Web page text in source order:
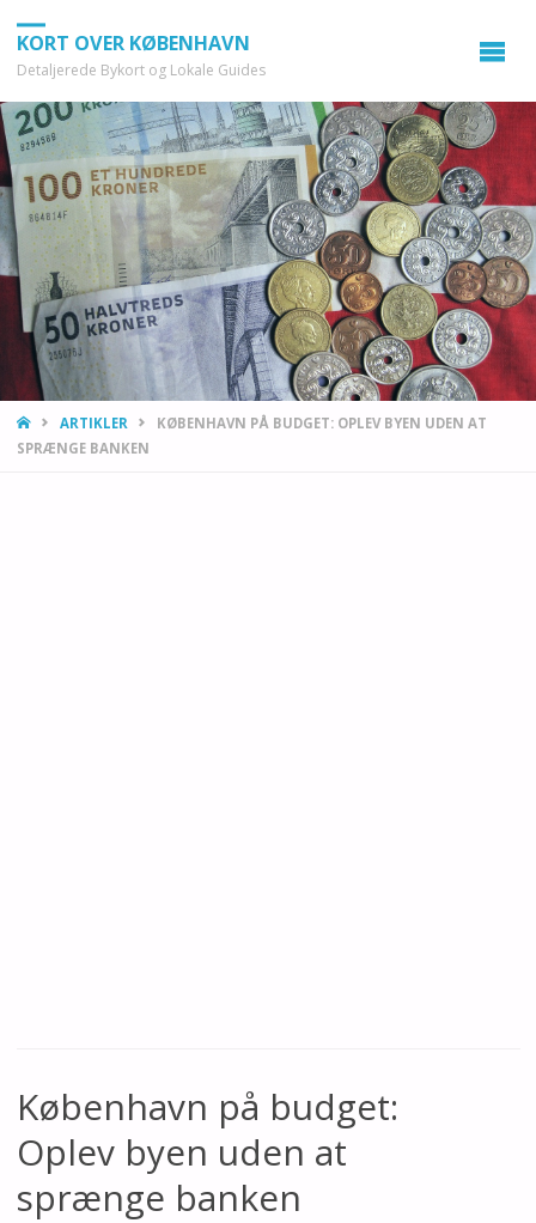
KORT OVER KØBENHAVN
Detaljerede Bykort og Lokale Guides
HOMEARTIKLER
KØBENHAVN PÅ BUDGET: OPLEV BYEN UDEN AT
SPRÆNGE BANKEN
København på budget:
Oplev byen uden at
sprænge banken